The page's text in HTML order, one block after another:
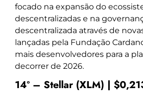
focado na expansão do
descentralizadas e na
descentralizada através de
lançadas pela Fundação
mais desenvolvedores para a
decorrer de 2026.
14º – Stellar (XLM) |